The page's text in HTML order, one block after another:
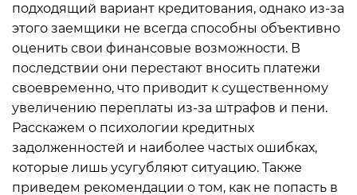
подходящий вариант кредитования, однако из-за
этого заемщики не всегда способны объективно
оценить свои финансовые возможности. В
последствии они перестают вносить платежи
своевременно, что приводит к существенному
увеличению переплаты из-за штрафов и пени.
Расскажем о психологии кредитных
задолженностей и наиболее частых ошибках,
которые лишь усугубляют ситуацию. Также
приведем рекомендации о том, как не попасть в